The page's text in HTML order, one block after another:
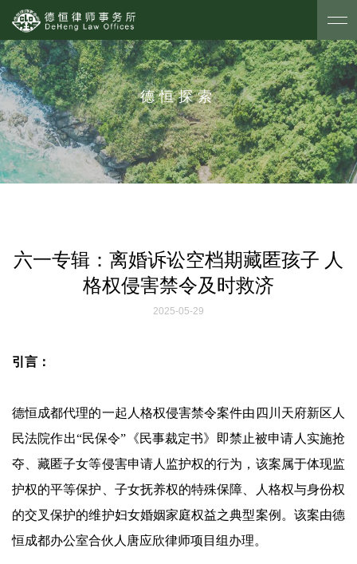
德恒探索
六一专辑：离婚诉讼空档期藏匿孩子 人
格权侵害禁令及时救济
2025-05-29
引言：
德恒成都代理的一起人格权侵害禁令案件由四川天府新区人
民法院作出“民保令”《民事裁定书》即禁止被申请人实施抢
夺、藏匿子女等侵害申请人监护权的行为，该案属于体现监
护权的平等保护、子女抚养权的特殊保障、人格权与身份权
的交叉保护的维护妇女婚姻家庭权益之典型案例。该案由德
恒成都办公室合伙人唐应欣律师项目组办理。